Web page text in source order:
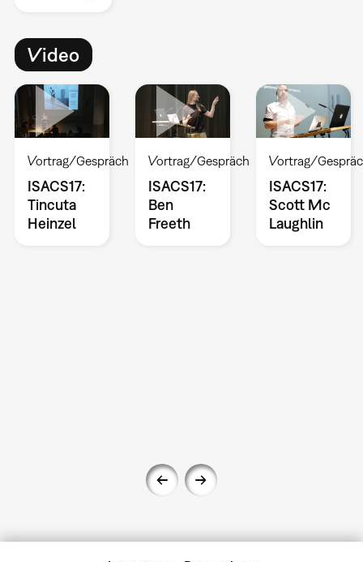
Video
Vortrag/Gespräch
ISACS17:
Tincuta
Heinzel
Vortrag/Gespräch
ISACS17:
Ben
Freeth
Vortrag/
ISACS17:
Scott Mc
Laughlin